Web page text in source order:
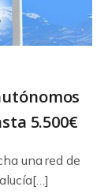
5.500€
una red de